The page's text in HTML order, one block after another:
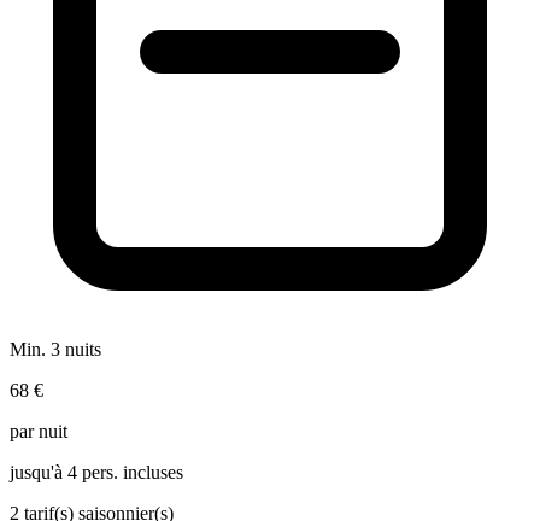
Min. 3 nuits
68 €
par nuit
jusqu'à 4 pers. incluses
2 tarif(s) saisonnier(s)